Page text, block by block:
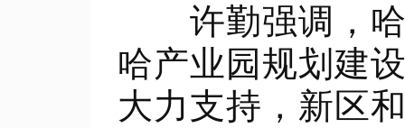
许勤强调，哈
哈产业园规划建
大力支持，新区